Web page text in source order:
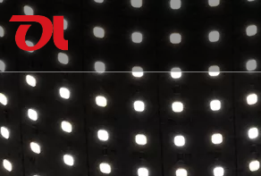
Casa
Chi siamo
Prodotti